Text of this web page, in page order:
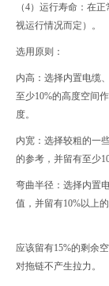
（4）运行寿命：在
视运行情况而定）。
选用原则：
内高：选择内置电缆
至少10%的高度空间
度。
内宽：选择较粗的一
的参考，并留有至
弯曲半径：选择内置
值，并留有10%以上
应该留有15%的剩余
对拖链不产生拉力